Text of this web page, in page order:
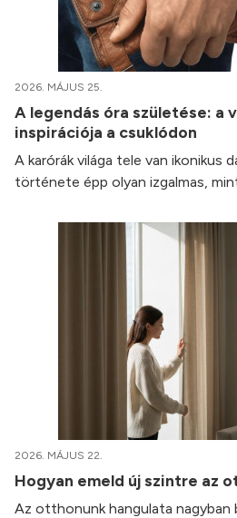
2026. MÁJUS 25.
A legendás óra születése: a
inspirációja a csuklódon
A karórák világa tele van ikonikus
története épp olyan izgalmas,
2026. MÁJUS 22.
Hogyan emeld új szintre az
Az otthonunk hangulata nagyban